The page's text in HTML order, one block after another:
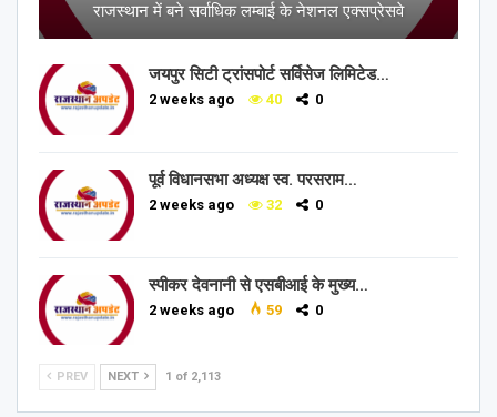
राजस्थान में बने सर्वाधिक लम्बाई के नेशनल एक्सप्रेसवे
जयपुर सिटी ट्रांसपोर्ट सर्विसेज लिमिटेड…
2 weeks ago 40 0
पूर्व विधानसभा अध्यक्ष स्व. परसराम…
2 weeks ago 32 0
स्पीकर देवनानी से एसबीआई के मुख्य…
2 weeks ago 59 0
PREV NEXT 1 of 2,113